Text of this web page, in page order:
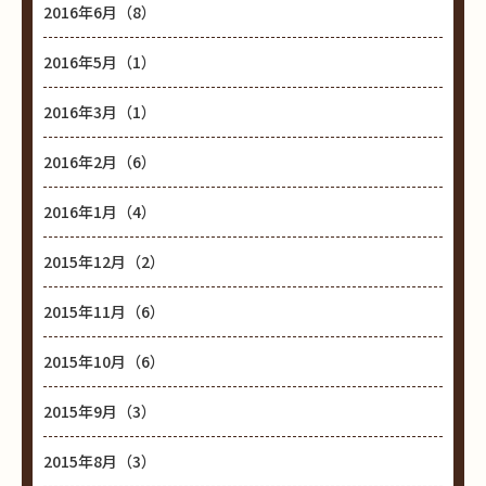
2016年6月（8）
2016年5月（1）
2016年3月（1）
2016年2月（6）
2016年1月（4）
2015年12月（2）
2015年11月（6）
2015年10月（6）
2015年9月（3）
2015年8月（3）